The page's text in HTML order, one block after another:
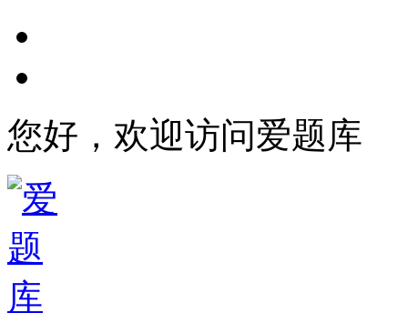
您好，欢迎访问爱题库